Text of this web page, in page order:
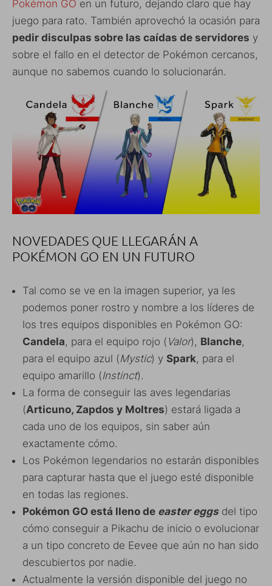
Pokémon GO en un futuro, dejando claro que hay
juego para rato. También aprovechó la ocasión para
pedir disculpas sobre las caídas de servidores y
sobre el fallo en el detector de Pokémon cercanos,
aunque no sabemos cuando lo solucionarán.
NOVEDADES QUE LLEGARÁN A
POKÉMON GO EN UN FUTURO
Tal como se ve en la imagen superior, ya les
podemos poner rostro y nombre a los líderes de
los tres equipos disponibles en Pokémon GO:
Candela, para el equipo rojo ( Valor), Blanche,
para el equipo azul (Mystic) y Spark, para el
equipo amarillo (Instinct).
La forma de conseguir las aves legendarias
(Articuno, Zapdos y Moltres) estará ligada a
cada uno de los equipos, sin saber aún
exactamente cómo.
Los Pokémon legendarios no estarán disponibles
para capturar hasta que el juego esté disponible
en todas las regiones.
Pokémon GO está lleno de easter eggsdel tipo
cómo conseguir a Pikachu de inicio o evolucionar
a un tipo concreto de Eevee que aún no han sido
descubiertos por nadie.
Actualmente la versión disponible del juego no